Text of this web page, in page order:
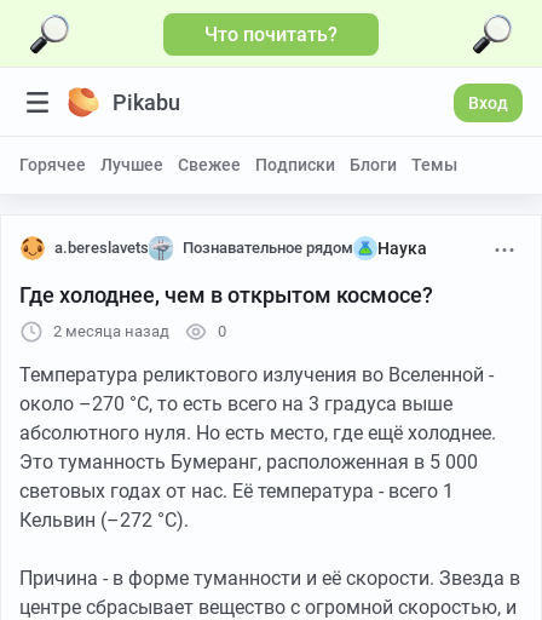
Что почитать?
Pikabu Вход
Горячее Лучшее Свежее Подписки Блоги Темы
a.bereslavets Познавательное рядом Наука
Где холоднее, чем в открытом космосе?
2 месяца назад 0
Температура реликтового излучения во Вселенной -
около –270 °C, то есть всего на 3 градуса выше
абсолютного нуля. Но есть место, где ещё холоднее.
Это туманность Бумеранг, расположенная в 5 000
световых годах от нас. Её температура - всего 1
Кельвин (–272 °C).
Причина - в форме туманности и её скорости. Звезда в
центре сбрасывает вещество с огромной скоростью, и